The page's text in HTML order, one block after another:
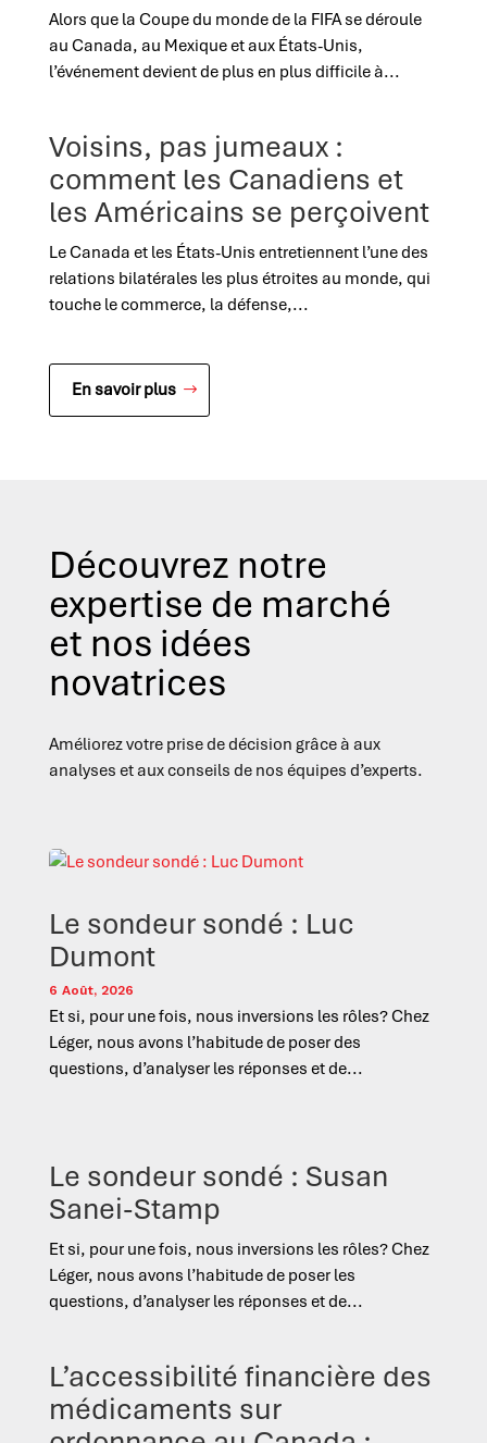
Alors que la Coupe du monde de la FIFA se déroule
au Canada, au Mexique et aux États-Unis,
l’événement devient de plus en plus difficile à...
Voisins, pas jumeaux :
comment les Canadiens et
les Américains se perçoivent
Le Canada et les États-Unis entretiennent l’une des
relations bilatérales les plus étroites au monde, qui
touche le commerce, la défense,...
En savoir plus
Découvrez notre
expertise de marché
et nos idées
novatrices
Améliorez votre prise de décision grâce à aux
analyses et aux conseils de nos équipes d’experts.
Le sondeur sondé : Luc
Dumont
6 Août, 2026
Et si, pour une fois, nous inversions les rôles? Chez
Léger, nous avons l’habitude de poser des
questions, d’analyser les réponses et de...
Le sondeur sondé : Susan
Sanei-Stamp
Et si, pour une fois, nous inversions les rôles? Chez
Léger, nous avons l’habitude de poser les
questions, d’analyser les réponses et de...
L’accessibilité financière des
médicaments sur